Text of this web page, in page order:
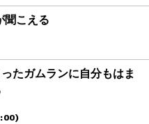
こえる
たガムランに自分もはま